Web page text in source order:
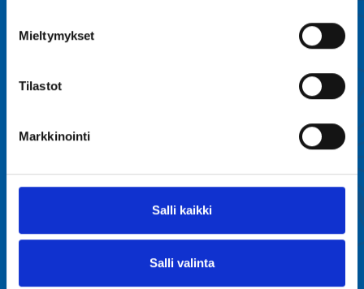
Mieltymykset
Tilastot
Markkinointi
Salli kaikki
Salli valinta
Seuraa meitä
Instagram